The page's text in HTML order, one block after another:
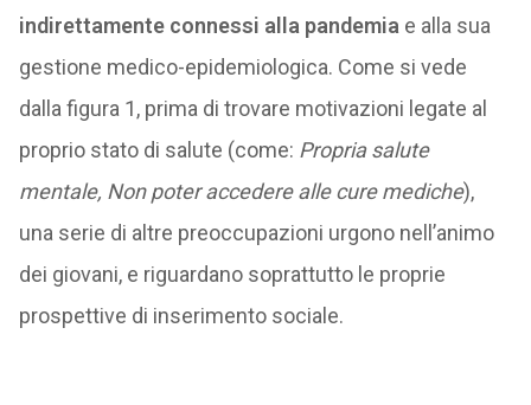
indirettamente connessi alla pandemia e alla sua
gestione medico-epidemiologica. Come si vede
dalla figura 1, prima di trovare motivazioni legate al
proprio stato di salute (come: Propria salute
mentale, Non poter accedere alle cure mediche),
una serie di altre preoccupazioni urgono nell’animo
dei giovani, e riguardano soprattutto le proprie
prospettive di inserimento sociale.